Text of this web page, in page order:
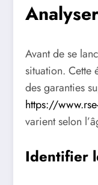
Avant de se
situation. Cette
des garanties
https://
varient selon
Identifier